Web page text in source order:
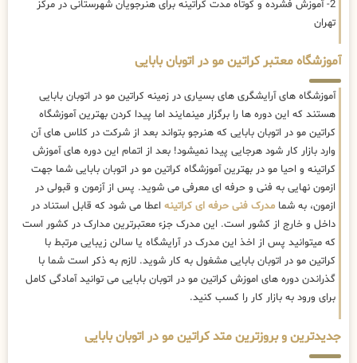
2- آموزش فشرده و کوتاه مدت کراتینه برای هنرجویان شهرستانی در مرکز
تهران
آموزشگاه معتبر کراتین مو در اتوبان بابایی
آموزشگاه های آرایشگری های بسیاری در زمینه کراتین مو در اتوبان بابایی
هستند که این دوره ها را برگزار مینمایند اما پیدا کردن بهترین آموزشگاه
کراتین مو در اتوبان بابایی که هنرجو بتواند بعد از شرکت در کلاس های آن
وارد بازار کار شود هرجایی پیدا نمیشود! بعد از اتمام این دوره های آموزش
کراتینه و احیا مو در بهترین آموزشگاه کراتین مو در اتوبان بابایی شما جهت
ازمون نهایی به فنی و حرفه ای معرفی می شوید. پس از آزمون و قبولی در
ازمون، به شما مدرک فنی حرفه ای کراتینه اعطا می شود که قابل استناد در
داخل و خارج از کشور است. این مدرک جزء معتبرترین مدارک در کشور است
که میتوانید پس از اخذ این مدرک در آرایشگاه یا سالن زیبایی مرتبط با
کراتین مو در اتوبان بابایی مشغول به کار شوید. لازم به ذکر است شما با
گذراندن دوره های اموزش کراتین مو در اتوبان بابایی می توانید آمادگی کامل
برای ورود به بازار کار را کسب کنید.
جدیدترین و بروزترین متد کراتین مو در اتوبان بابایی